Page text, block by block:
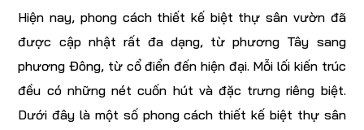
Hiện nay, phong cách thiết kế biệt thự sân vườn đã
được cập nhật rất đa dạng, từ phương Tây sang
phương Đông, từ cổ điển đến hiện đại. Mỗi lối kiến trúc
đều có những nét cuốn hút và đặc trưng riêng biệt.
Dưới đây là một số phong cách thiết kế biệt thự sân